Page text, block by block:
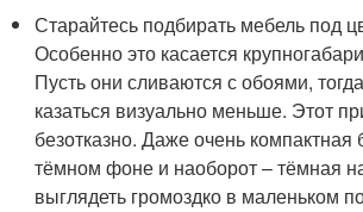
Старайтесь подбирать мебель под
Особенно это касается
Пусть они сливаются с обоями,
казаться визуально меньше. Этот
безотказно. Даже очень
тёмном фоне и наоборот – тёмная
выглядеть громоздко в маленьком